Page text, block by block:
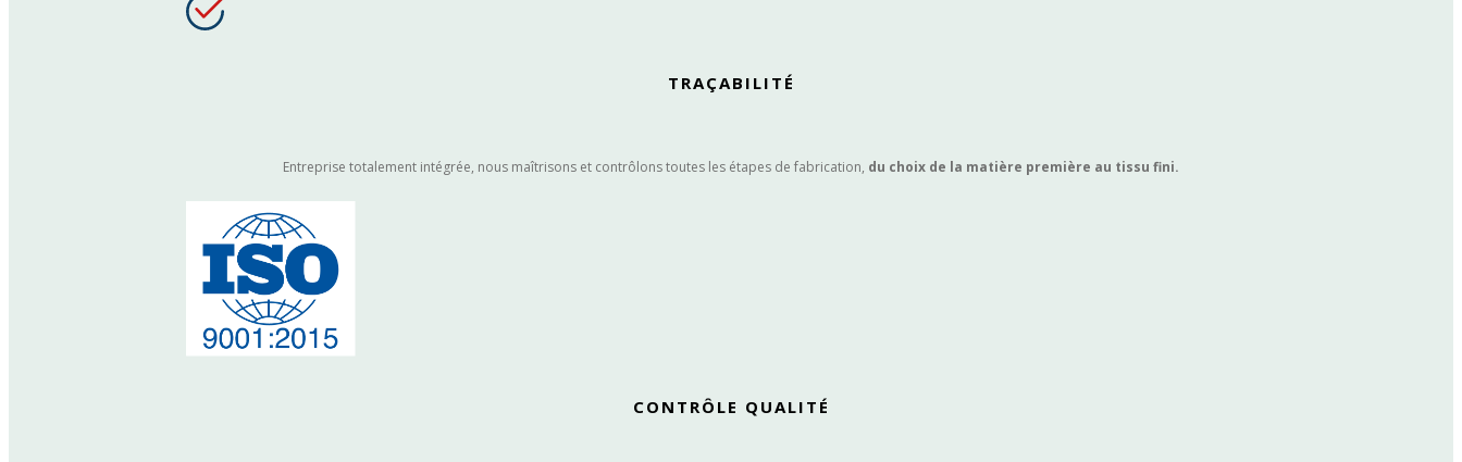
TRAÇABILITÉ
Entreprise totalement intégrée, nous maîtrisons et contrôlons toutes les étapes de fabrication, du choix de la matière première au tissu fini.
CONTRÔLE QUALITÉ